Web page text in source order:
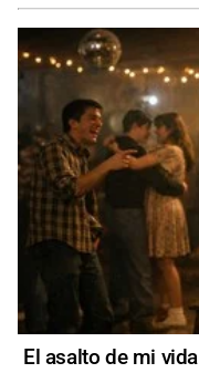
El asalto de mi vida